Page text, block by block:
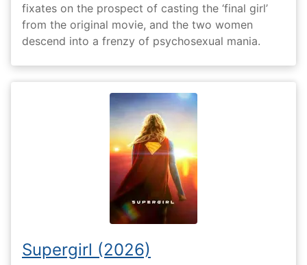
fixates on the prospect of casting the ‘final girl’
from the original movie, and the two women
descend into a frenzy of psychosexual mania.
Supergirl (2026)